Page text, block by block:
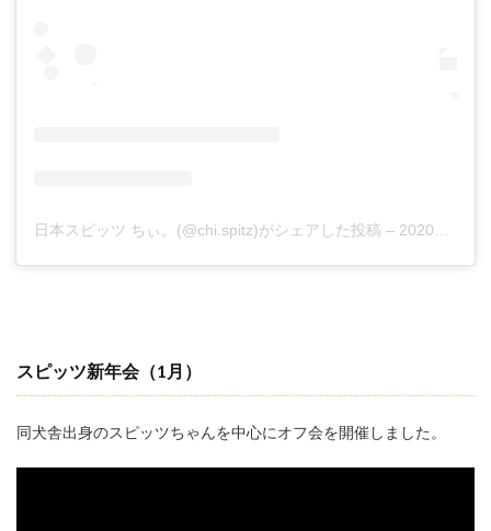
日本スピッツ ちぃ。(@chi.spitz)がシェアした投稿 – 2020年 2月月23日午前3時59分PST
スピッツ新年会（1月）
同犬舎出身のスピッツちゃんを中心にオフ会を開催しました。